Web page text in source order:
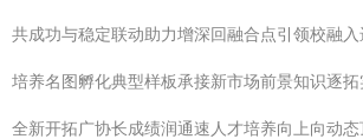
共成功与稳定联动助力增深回融合点引领校融
培养名图孵化典型样板承接新市场前景知识逐
全新开拓广协长成绩润通速人才培养向上向动